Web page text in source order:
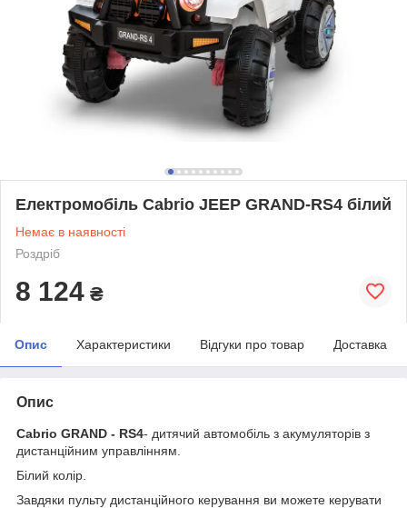
Електромобіль Cabrio JEEP GRAND-RS4 білий
Немає в наявності
Роздріб
8 124 ₴
Опис Характеристики Відгуки про товар Доставка
Опис
Cabrio GRAND - RS4- дитячий автомобіль з акумуляторів з
дистанційним управлінням.
Білий колір.
Завдяки пульту дистанційного керування ви можете керувати